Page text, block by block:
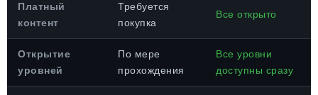
Платный
контент
Требуется
покупка
Все открыто
Открытие
уровней
По мере
прохождения
Все уровни
доступны сразу